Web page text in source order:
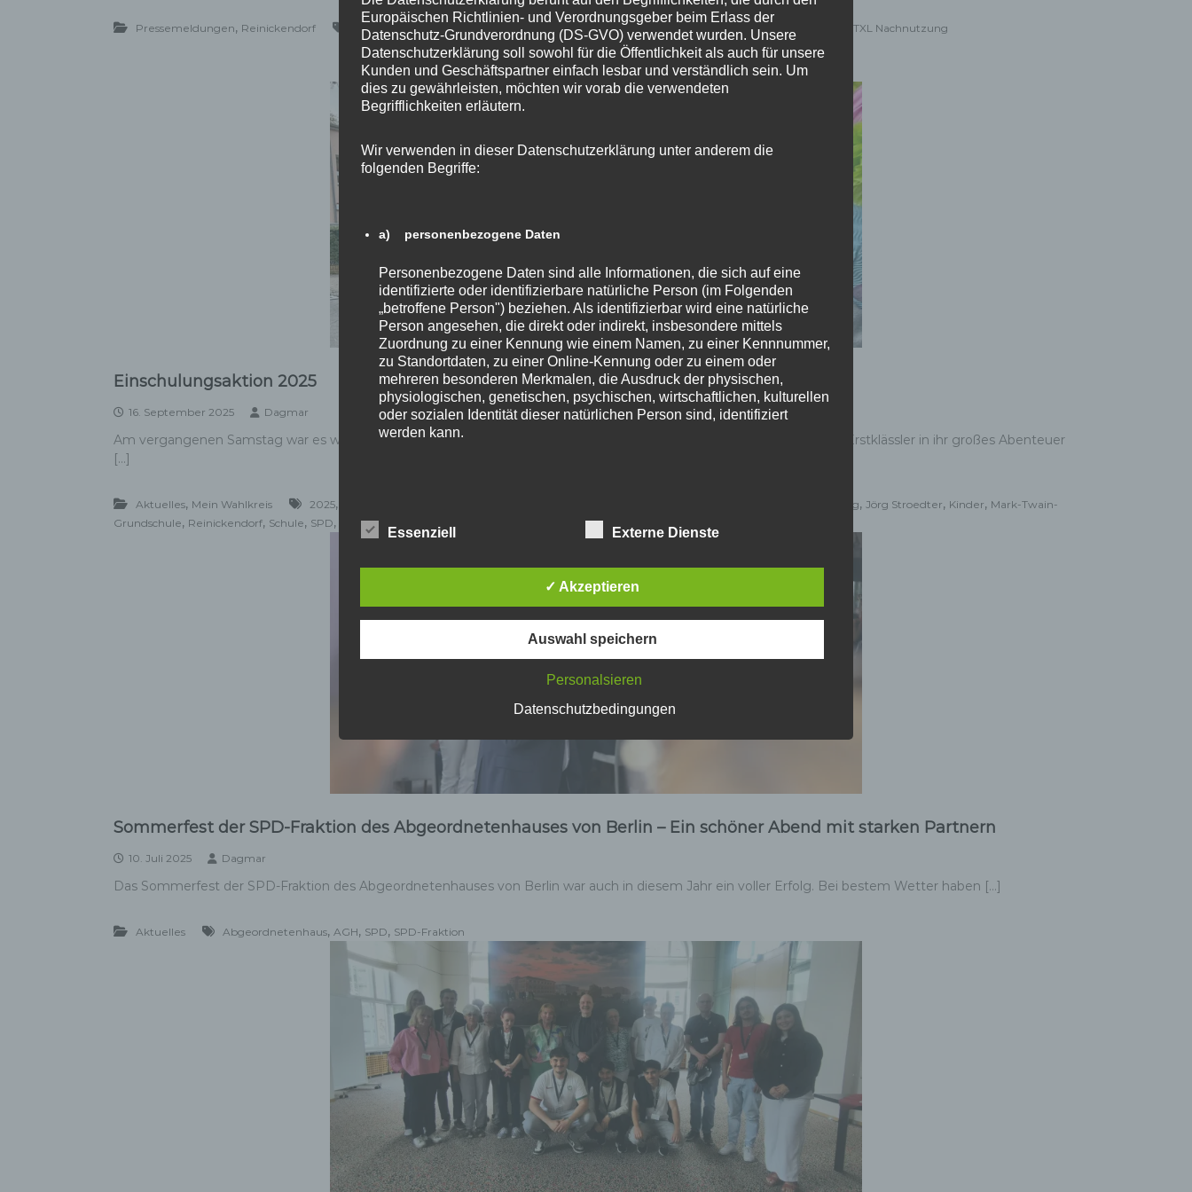
Pressemeldungen, Reinickendorf Abgeordnetenhaus , AGH , Flughafen , Nachnutzung Tegel , Reinickendorf , SPD , TXL Nachnutzung
Einschulungsaktion 2025
16. September 2025 Dagmar
Am vergangenen Samstag war es wieder soweit: In ganz Berlin starteten Tausende aufgeregte Erstklässlerinnen und Erstklässler in ihr großes Abenteuer
[…]
Aktuelles, Mein Wahlkreis 2025, Jörg, Jörg Stroedter, Kinder, Mark-Twain-
Grundschule, Reinickendorf, Schule, SPD, SPD-Fraktion Till-Eulenspiegel-Grundschule
Sommerfest der SPD-Fraktion des Abgeordnetenhauses von Berlin – Ein schöner Abend mit starken Partnern
10. Juli 2025 Dagmar
Das Sommerfest der SPD-Fraktion des Abgeordnetenhauses von Berlin war auch in diesem Jahr ein voller Erfolg. Bei bestem Wetter haben […]
Aktuelles Abgeordnetenhaus, AGH, SPD, SPD-Fraktion
Europäischen Richtlinien- und Verordnungsgeber beim Erlass der
Datenschutz-Grundverordnung (DS-GVO) verwendet wurden. Unsere
Datenschutzerklärung soll sowohl für die Öffentlichkeit als auch für unsere
Kunden und Geschäftspartner einfach lesbar und verständlich sein. Um
dies zu gewährleisten, möchten wir vorab die verwendeten
Begrifflichkeiten erläutern.
Wir verwenden in dieser Datenschutzerklärung unter anderem die
folgenden Begriffe:
a) personenbezogene Daten
Personenbezogene Daten sind alle Informationen, die sich auf eine
identifizierte oder identifizierbare natürliche Person (im Folgenden
„betroffene Person") beziehen. Als identifizierbar wird eine natürliche
Person angesehen, die direkt oder indirekt, insbesondere mittels
Zuordnung zu einer Kennung wie einem Namen, zu einer Kennnummer,
zu Standortdaten, zu einer Online-Kennung oder zu einem oder
mehreren besonderen Merkmalen, die Ausdruck der physischen,
physiologischen, genetischen, psychischen, wirtschaftlichen, kulturellen
oder sozialen Identität dieser natürlichen Person sind, identifiziert
werden kann.
Person, deren personenbezogene Daten von dem für die Verarbeitung
Verantwortlichen verarbeitet werden.
Verarbeitung ist jeder mit oder ohne Hilfe automatisierter Verfahren
Zusammenhang mit personenbezogenen Daten wie das Erheben, das
Erfassen, die Organisation, das Ordnen, die Speicherung, die
Anpassung oder Veränderung, das Auslesen, das Abfragen, die
Verwendung, die Offenlegung durch Übermittlung, Verbreitung oder
Verknüpfung, die Einschränkung, das Löschen oder die Vernichtung.
Einschränkung der Verarbeitung ist die Markierung gespeicherter
personenbezogener Daten mit dem Ziel, ihre künftige Verarbeitung
e) Profiling
Profiling ist jede Art der automatisierten Verarbeitung
personenbezogener Daten, die darin besteht, dass diese
personenbezogenen Daten verwendet werden, um bestimmte
persönliche Aspekte, die sich auf eine natürliche Person beziehen, zu
bewerten, insbesondere, um Aspekte bezüglich Arbeitsleistung,
Essenziell Externe Dienste
✓ Akzeptieren
Auswahl speichern
Personalsieren
Datenschutzbedingungen